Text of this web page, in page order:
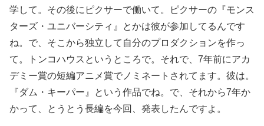
学して。その後にピクサーで働いて。ピクサーの『モンス
ターズ・ユニバーシティ』とかは彼が参加してるんです
ね。で、そこから独立して自分のプロダクションを作っ
て。トンコハウスというところで。それで、7年前にアカ
デミー賞の短編アニメ賞でノミネートされてます。彼は。
『ダム・キーパー』という作品でね。で、それから7年か
かって、とうとう長編を今回、発表したんですよ。